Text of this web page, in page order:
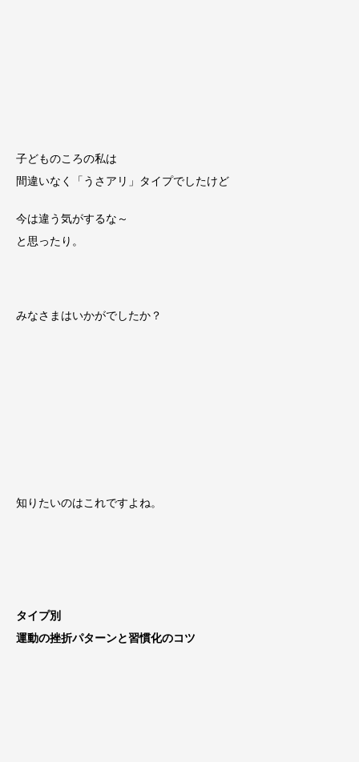
子どものころの私は
間違いなく「うさアリ」タイプでしたけど
今は違う気がするな～
と思ったり。
みなさまはいかがでしたか？
知りたいのはこれですよね。
タイプ別
運動の挫折パターンと習慣化のコツ